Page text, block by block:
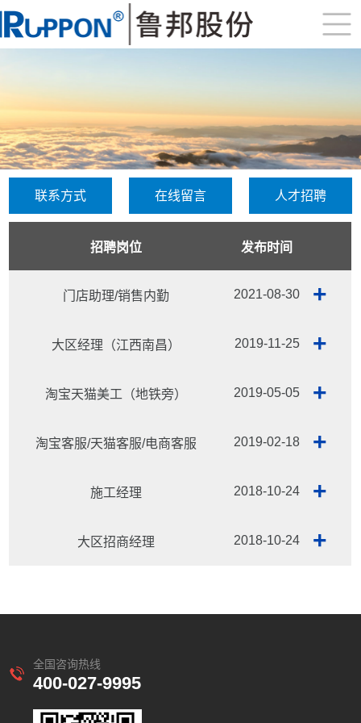
联系方式 在线留言 人才招聘
招聘岗位 发布时间
门店助理/销售内勤 2021-08-30 +
大区经理（江西南昌） 2019-11-25 +
淘宝天猫美工（地铁旁） 2019-05-05 +
淘宝客服/天猫客服/电商客服 2019-02-18 +
施工经理 2018-10-24 +
大区招商经理 2018-10-24 +
全国咨询热线
400-027-9995